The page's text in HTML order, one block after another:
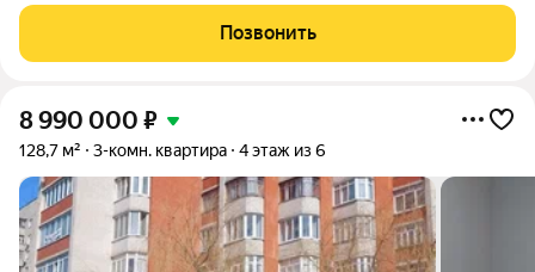
расположенном в северной части города с развитой
инфраструктурой. Квартира удобной планировки,
Позвонить
8 990 000 ₽
128,7 м² 3-комн. квартира 4 этаж из 6